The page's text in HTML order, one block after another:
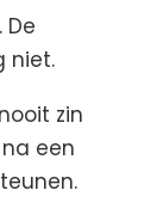
niet.
zin
een